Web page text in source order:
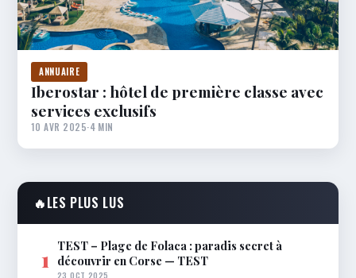
ANNUAIRE
Iberostar : hôtel de première classe avec
services exclusifs
10 AVR 2025·4 MIN
🔥LES PLUS LUS
1
TEST – Plage de Folaca : paradis secret à
découvrir en Corse — TEST
23 OCT 2025